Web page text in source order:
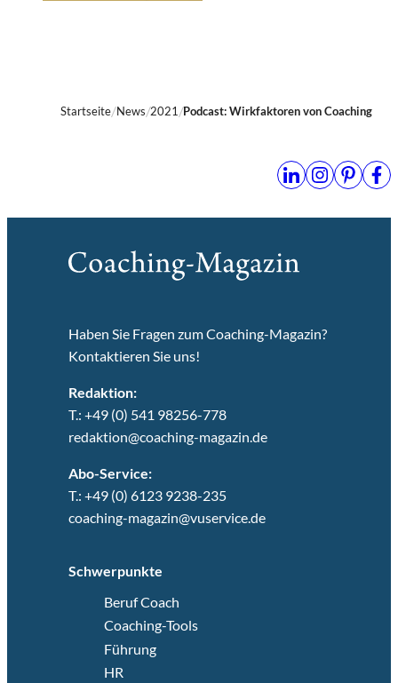
Startseite News 2021 Podcast: Wirkfaktoren von Coaching
Haben Sie Fragen zum Coaching-Magazin?
Kontaktieren Sie uns!
Redaktion:
T.: +49 (0) 541 98256-778
redaktion@coaching-magazin.de
Abo-Service:
T.: +49 (0) 6123 9238-235
coaching-magazin@vuservice.de
Schwerpunkte
Beruf Coach
Coaching-Tools
Führung
HR